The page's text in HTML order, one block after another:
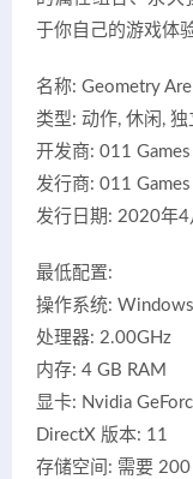
于你自己的游戏体验
名称: Geometry
类型: 动作, 休闲,
开发商: 011 Games
发行商: 011 Games
发行日期: 2020年4
最低配置:
操作系统:
处理器: 2.00GHz
内存: 4 GB RAM
显卡: Nvidia
DirectX 版本: 11
存储空间: 需要 200